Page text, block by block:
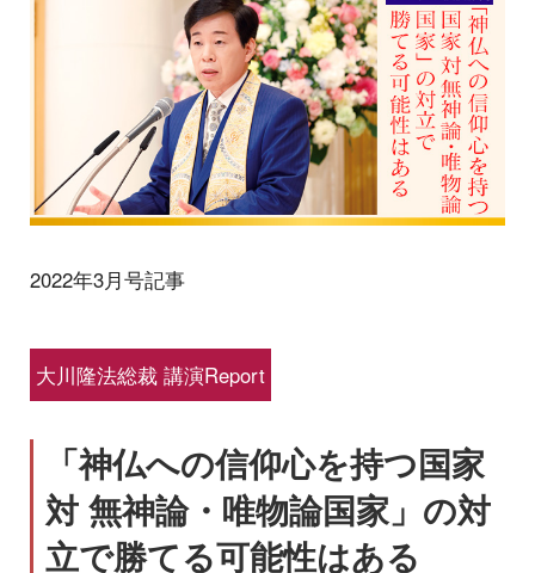
2022年3月号記事
大川隆法総裁 講演Report
「神仏への信仰心を持つ国家
対 無神論・唯物論国家」の対
立で勝てる可能性はある